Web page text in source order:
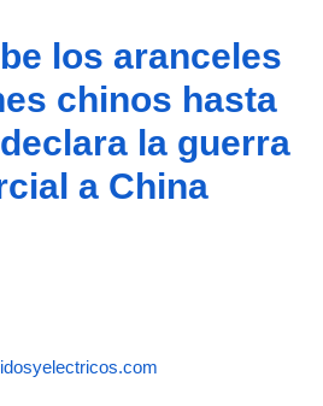
los aranceles
chinos hasta
la guerra
a China